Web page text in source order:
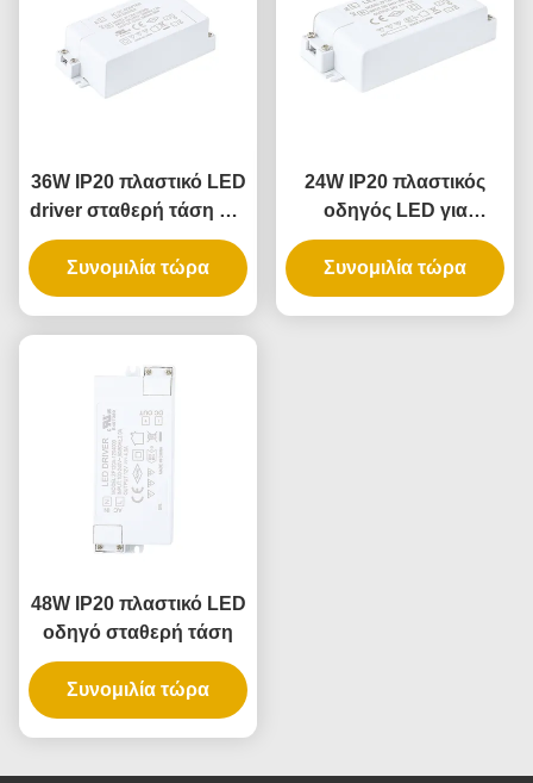
36W IP20 πλαστικό LED
driver σταθερή τάση για
εφαρμογές εσωτερικού
φωτισμού
Συνομιλία τώρα
24W IP20 πλαστικός
οδηγός LED για
εσωτερικό φωτισμό με
σταθερή τάση
Συνομιλία τώρα
48W IP20 πλαστικό LED
οδηγό σταθερή τάση
Συνομιλία τώρα